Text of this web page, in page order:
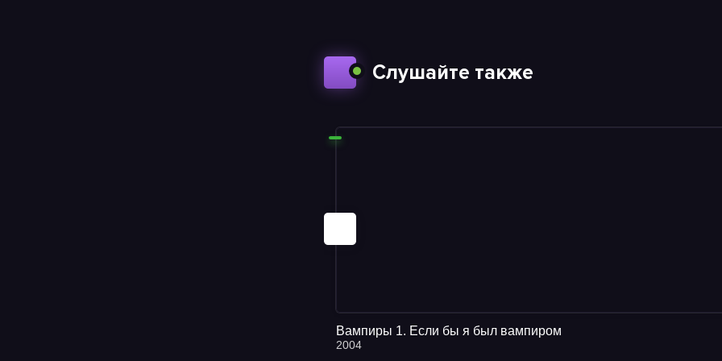
Слушайте также
Вампиры 1. Если бы я был вампиром
2004